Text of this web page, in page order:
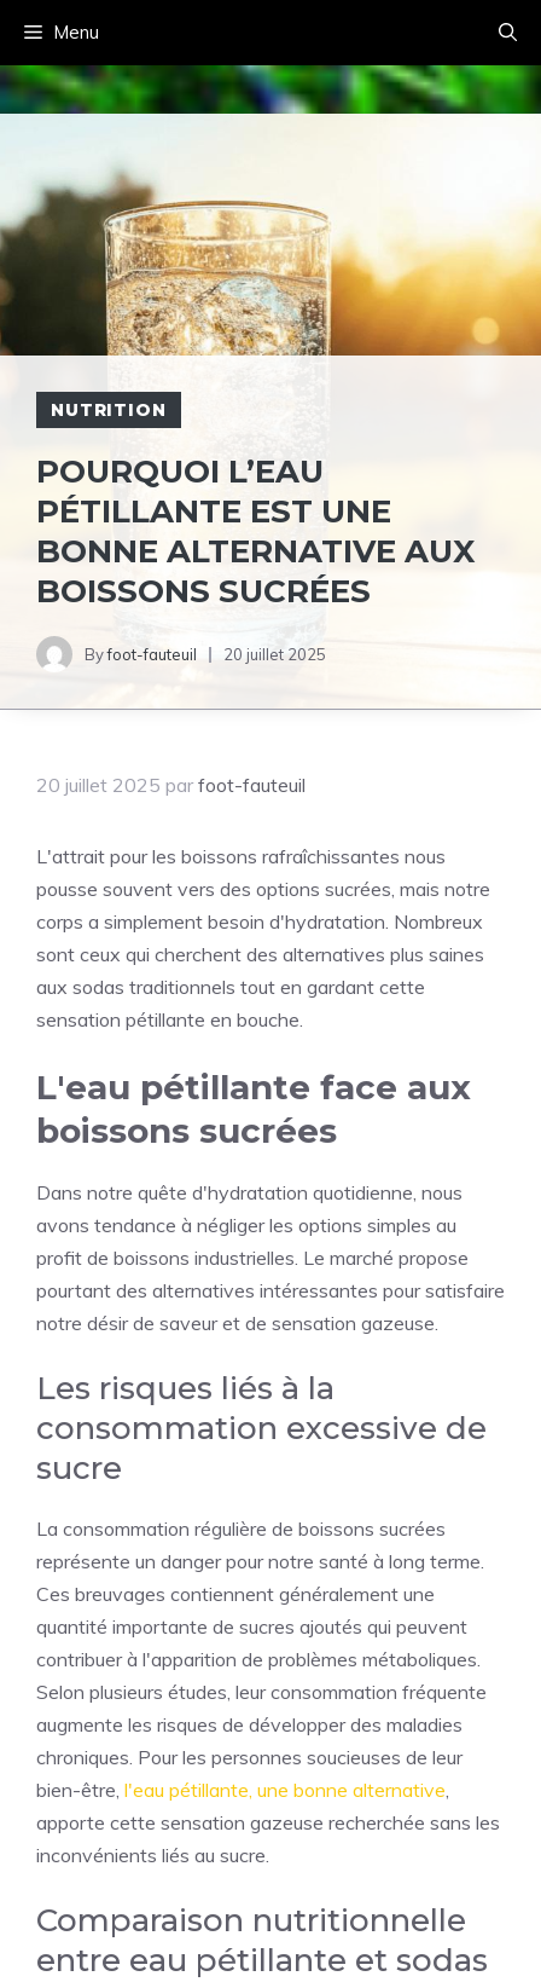
contenu
Menu
NUTRITION
POURQUOI L’EAU
PÉTILLANTE EST UNE
BONNE ALTERNATIVE AUX
BOISSONS SUCRÉES
Byfoot-fauteuil 20 juillet 2025
20 juillet 2025 par foot-fauteuil
L'attrait pour les boissons rafraîchissantes nous
pousse souvent vers des options sucrées, mais notre
corps a simplement besoin d'hydratation. Nombreux
sont ceux qui cherchent des alternatives plus saines
aux sodas traditionnels tout en gardant cette
sensation pétillante en bouche.
L'eau pétillante face aux
boissons sucrées
Dans notre quête d'hydratation quotidienne, nous
avons tendance à négliger les options simples au
profit de boissons industrielles. Le marché propose
pourtant des alternatives intéressantes pour satisfaire
notre désir de saveur et de sensation gazeuse.
Les risques liés à la
consommation excessive de
sucre
La consommation régulière de boissons sucrées
représente un danger pour notre santé à long terme.
Ces breuvages contiennent généralement une
quantité importante de sucres ajoutés qui peuvent
contribuer à l'apparition de problèmes métaboliques.
Selon plusieurs études, leur consommation fréquente
augmente les risques de développer des maladies
chroniques. Pour les personnes soucieuses de leur
bien-être, l'eau pétillante, une bonne alternative,
apporte cette sensation gazeuse recherchée sans les
inconvénients liés au sucre.
Comparaison nutritionnelle
entre eau pétillante et sodas